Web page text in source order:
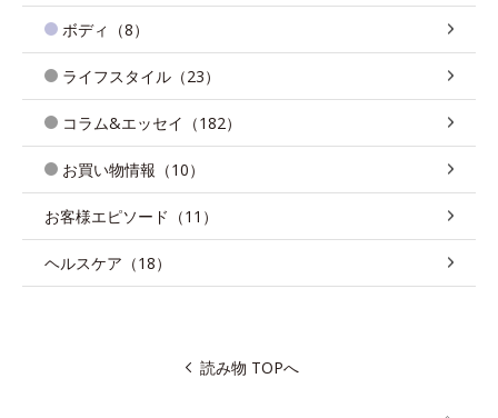
ボディ（8）
ライフスタイル（23）
コラム&エッセイ（182）
お買い物情報（10）
お客様エピソード（11）
ヘルスケア（18）
読み物 TOPへ